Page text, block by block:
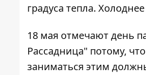
градуса тепла.
18 мая отмечают день
Рассадница" потому,
заниматься этим